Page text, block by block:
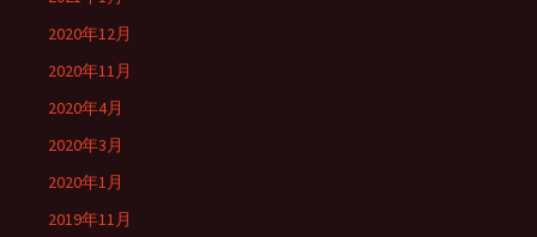
2020年12月
2020年11月
2020年4月
2020年3月
2020年1月
2019年11月